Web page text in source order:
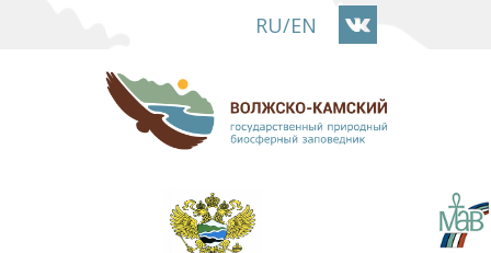
основному
содержанию
RU/EN